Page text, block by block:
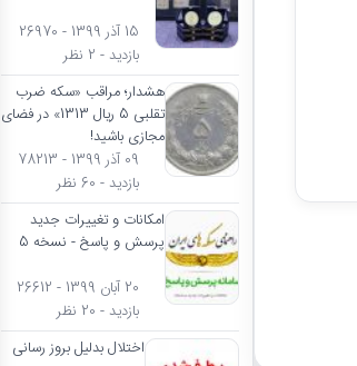
15 آذر 1399 - 26970
بازدید - 2 نظر
هشدار؛ مراقب «سکه ضرب
تقلبی 5 ریال 1313» در فضای
مجازی باشید!
09 آذر 1399 - 78213
بازدید - 60 نظر
امکانات و تغییرات جدید
پرسش و پاسخ - نسخه 5
20 آبان 1399 - 26612
بازدید - 20 نظر
اختلال بدلیل بروز رسانی